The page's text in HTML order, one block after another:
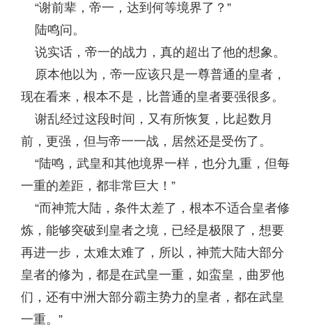
“谢前辈，帝一，达到何等境界了？”
陆鸣问。
说实话，帝一的战力，真的超出了他的想象。
原本他以为，帝一应该只是一尊普通的皇者，
现在看来，根本不是，比普通的皇者要强很多。
谢乱经过这段时间，又有所恢复，比起数月
前，更强，但与帝一一战，居然还是受伤了。
“陆鸣，武皇和其他境界一样，也分九重，但每
一重的差距，都非常巨大！”
“而神荒大陆，条件太差了，根本不适合皇者修
炼，能够突破到皇者之境，已经是极限了，想要
再进一步，太难太难了，所以，神荒大陆大部分
皇者的修为，都是在武皇一重，如蛮皇，曲罗他
们，还有中洲大部分霸主势力的皇者，都在武皇
一重。”